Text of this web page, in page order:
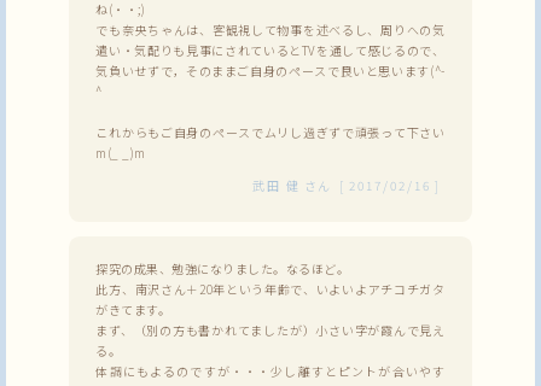
ね(・・;)
でも奈央ちゃんは、客観視して物事を述べるし、周りへの気
遣い・気配りも見事にされているとTVを通して感じるので、
気負いせずで，そのままご自身のペースで良いと思います(^-
^
これからもご自身のペースでムリし過ぎずで頑張って下さい
m(_ _)m
武田 健 さん [ 2017/02/16 ]
探究の成果、勉強になりました。なるほど。
此方、南沢さん＋20年という年齢で、いよいよアチコチガタ
がきてます。
まず、（別の方も書かれてましたが）小さい字が霞んで見え
る。
体調にもよるのですが・・・少し離すとピントが合いやす